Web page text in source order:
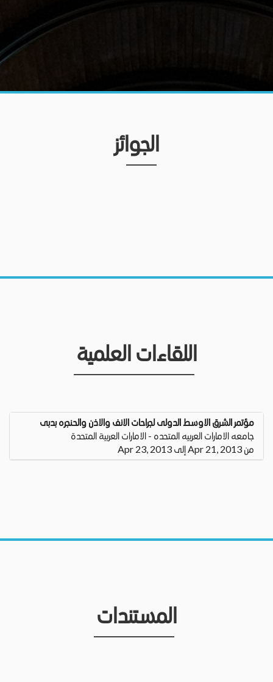
الجوائز
اللقاءات العلمية
مؤتمر الشرق الاوسط الدولى لجراحات الانف والاذن والحنجره بدبى
جامعه الامارات العربيه المتحده - الامارات العربية المتحدة
من Apr 21, 2013 إلى Apr 23, 2013
المستندات